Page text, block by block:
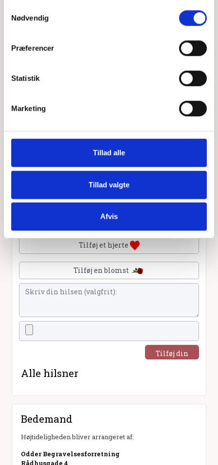
Nødvendig
Præferencer
Statistik
Marketing
Tillad alle
Tillad valgte
Afvis
+
contributors
Personlig hilsen
dele billeder og video eller blot sende et hjerte eller en
Tænd et lys
Tilføj et hjerte
Tilføj en blomst
Tilføj din
Alle hilsner
Bedemand
Højtideligheden bliver arrangeret af:
Odder Begravelsesforretning